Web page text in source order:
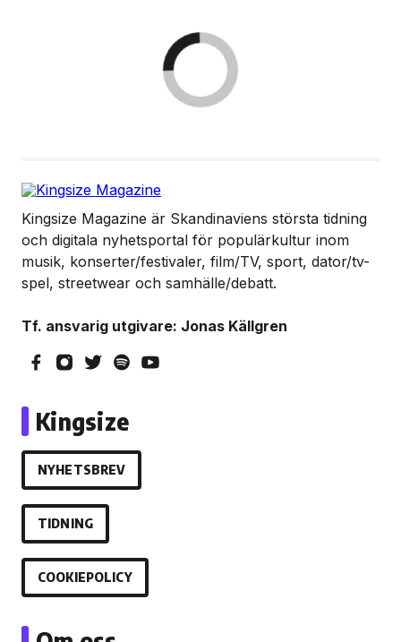
Kingsize Magazine är Skandinaviens största tidning
och digitala nyhetsportal för populärkultur inom
musik, konserter/festivaler, film/TV, sport, dator/tv-
spel, streetwear och samhälle/debatt.
Tf. ansvarig utgivare: Jonas Källgren
Kingsize
NYHETSBREV
TIDNING
COOKIEPOLICY